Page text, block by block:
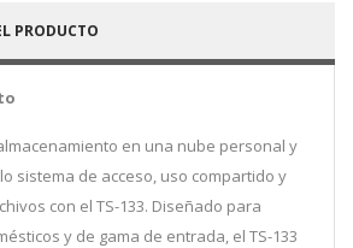
PRODUCTO
en una nube personal y
sistema de acceso, uso compartido y
con el TS-133. Diseñado para
y de gama de entrada, el TS-133